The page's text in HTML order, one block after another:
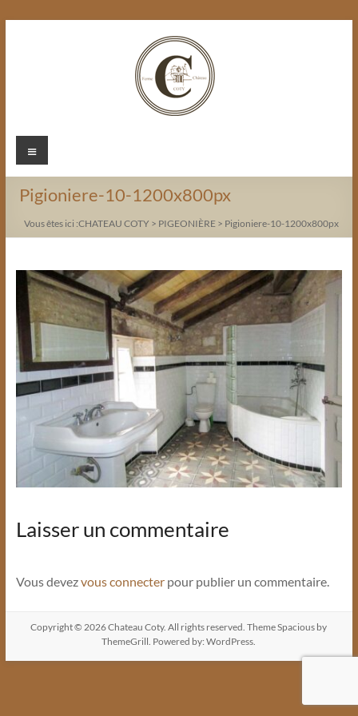
Chateau
Coty
Menu
Pigioniere-10-1200x800px
Vous êtes ici :CHATEAU COTY > PIGEONIÈRE> Pigioniere-10-1200x800px
Laisser un commentaire
Vous devezvous connecterpour publier un commentaire.
Copyright © 2026Chateau Coty. All rights reserved. ThemeSpacious by
ThemeGrill. Powered by:WordPress.